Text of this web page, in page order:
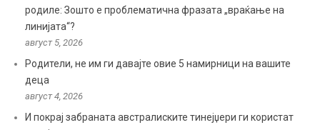
родиле: Зошто е проблематична фразата „враќање на
линијата“?
август 5, 2026
Родители, не им ги давајте овие 5 намирници на вашите
деца
август 4, 2026
И покрај забраната австралиските тинејџери ги користат